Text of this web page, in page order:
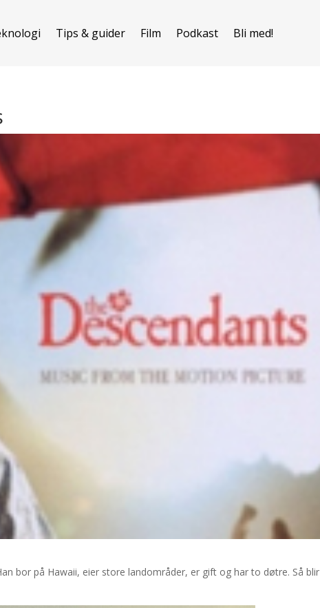
Tips & guider Film Podkast Bli med!
bor på Hawaii, eier store landområder, er gift og har to døtre. Så blir